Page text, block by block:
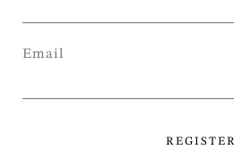
Email
REGISTER